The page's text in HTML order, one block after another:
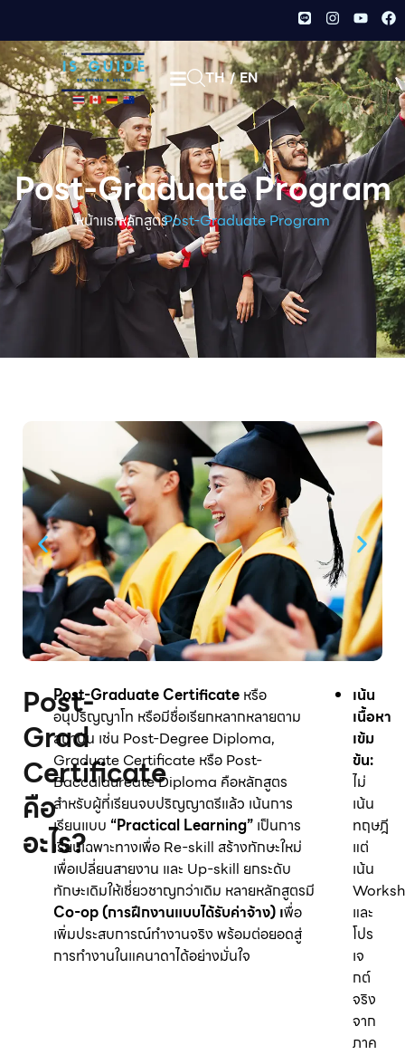
TH / EN
Post-Graduate Program
หน้าเเรก /หลักสูตร /Post-Graduate Program
Post-
Grad
Certificate
คือ
อะไร?
Post-Graduate Certificate หรือ
อนุปริญญาโท หรือมีชื่อเรียกหลากหลายตาม
สถาบัน เช่น Post-Degree Diploma,
Graduate Certificate หรือ Post-
Baccalaureate Diploma คือหลักสูตร
สำหรับผู้ที่เรียนจบปริญญาตรีแล้ว เน้นการ
เรียนแบบ“Practical Learning” เป็นการ
เรียนเฉพาะทางเพื่อ Re-skill สร้างทักษะใหม่
เพื่อเปลี่ยนสายงาน และ Up-skill ยกระดับ
ทักษะเดิมให้เชี่ยวชาญกว่าเดิม หลายหลักสูตรมี
Co-op (การฝึกงานแบบได้รับค่าจ้าง) เพื่อ
เพิ่มประสบการณ์ทำงานจริง พร้อมต่อยอดสู่
การทำงานในแคนาดาได้อย่างมั่นใจ
เน้น
เนื้อหา
เข้ม
ข้น:
ไม่
เน้น
ทฤษฎี
แต่
เน้น
และ
โปร
เจ
กต์
จริง
จาก
ภาค